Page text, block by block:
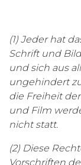
(1) Jeder hat
Schrift und
und sich aus
ungehindert
die Freiheit
und Film
nicht statt.
(2) Diese
Vorschriften